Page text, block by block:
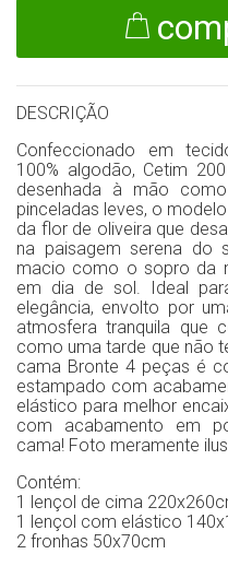
DESCRIÇÃO
Confeccionado em
100% algodão, Cetim
desenhada à mão
pinceladas leves, o
da flor de oliveira que
na paisagem serena do
macio como o sopro da
em dia de sol. Ideal
elegância, envolto por
atmosfera tranquila que
como uma tarde que não
cama Bronte 4 peças é
estampado com
elástico para melhor
com acabamento em
cama! Foto meramente
Contém:
1 lençol de cima
1 lençol com elástico
2 fronhas 50x70cm